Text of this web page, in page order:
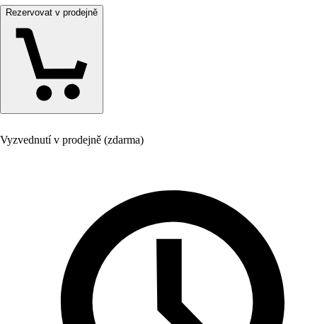
Rezervovat v prodejně
Vyzvednutí v prodejně (zdarma)